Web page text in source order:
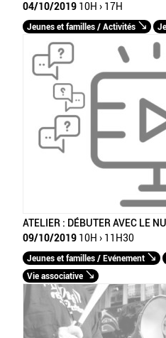
04/10/2019 10H › 17H
Jeunes et familles / Activités
ATELIER : DÉBUTER AVEC LE
09/10/2019 10H › 11H30
Jeunes et familles / Evénement
Vie associative